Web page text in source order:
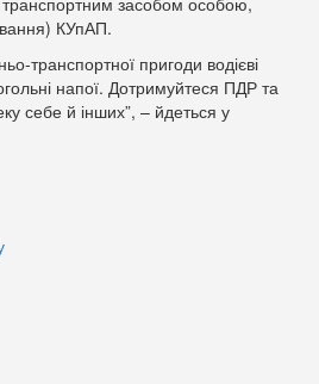
КУпАП.
транспортної пригоди водієві
напої. Дотримуйтеся ПДР та
себе й інших”, – йдеться у